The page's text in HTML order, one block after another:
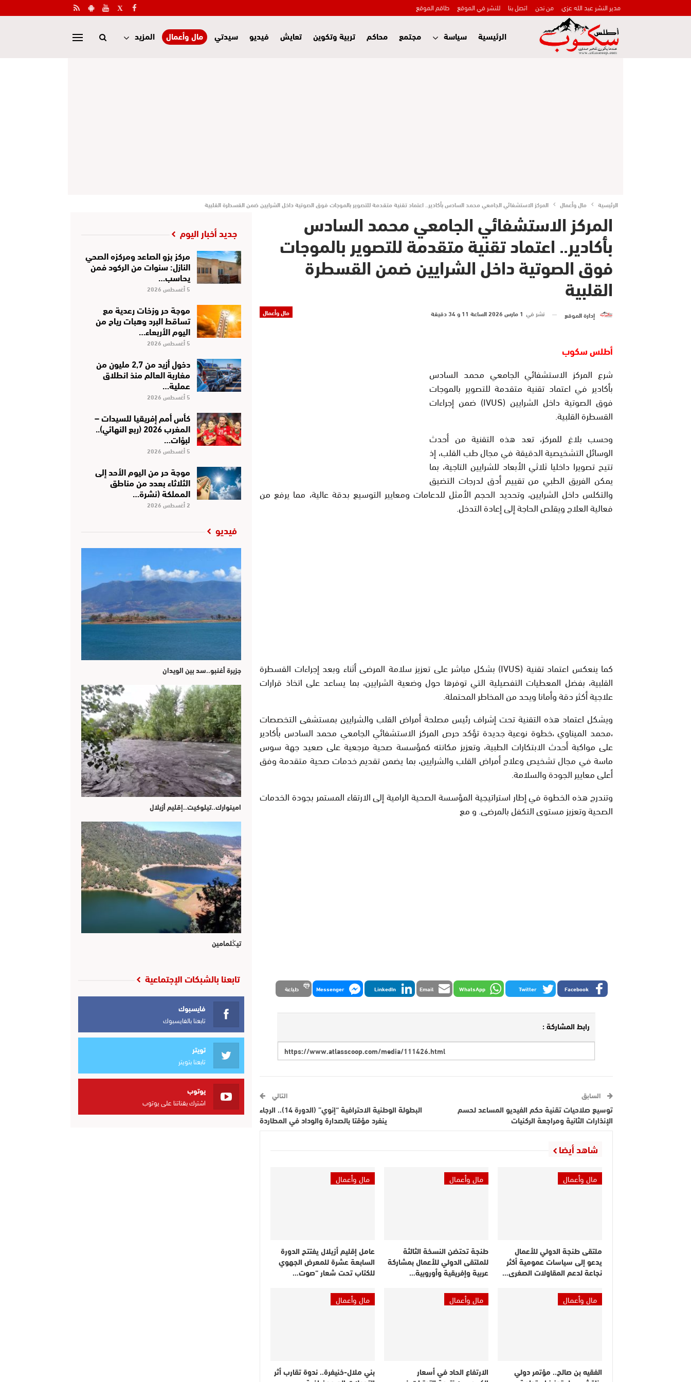
مدير النشر عبد الله عزي من نحن اتصل بنا للنشر في الموقع طاقم الموقع
الرئيسية سياسة مجتمع محاكم تربية وتكوين تعايش فيديو سيدتي مال وأعمال المزيد
الرئيسية مال وأعمال المركز الاستشفائي الجامعي محمد السادس بأكادير.. اعتماد تقنية متقدمة للتصوير بالموجات فوق الصوتية داخل الشرايين ضمن القسطرة القلبية
المركز الاستشفائي الجامعي محمد السادس
بأكادير.. اعتماد تقنية متقدمة للتصوير بالموجات
فوق الصوتية داخل الشرايين ضمن القسطرة
القلبية
مال وأعمال إدارة الموقع نشر في 1 مارس 2026 الساعة 11 و 34 دقيقة
أطلس سكوب
شرع المركز الاستشفائي الجامعي محمد السادس
بأكادير في اعتماد تقنية متقدمة للتصوير بالموجات
فوق الصوتية داخل الشرايين (IVUS) ضمن إجراءات
القسطرة القلبية.
وحسب بلاغ للمركز، تعد هذه التقنية من أحدث
الوسائل التشخيصية الدقيقة في مجال طب القلب، إذ
تتيح تصويرا داخليا ثلاثي الأبعاد للشرايين التاجية، بما
يمكن الفريق الطبي من تقييم أدق لدرجات التضيق
والتكلس داخل الشرايين، وتحديد الحجم الأمثل للدعامات ومعايير التوسيع بدقة عالية، مما يرفع من
فعالية العلاج ويقلص الحاجة إلى إعادة التدخل.
كما ينعكس اعتماد تقنية (IVUS) بشكل مباشر على تعزيز سلامة المرضى أثناء وبعد إجراءات القسطرة
القلبية، بفضل المعطيات التفصيلية التي توفرها حول وضعية الشرايين، بما يساعد على اتخاذ قرارات
علاجية أكثر دقة وأمانا ويحد من المخاطر المحتملة.
ويشكل اعتماد هذه التقنية تحت إشراف رئيس مصلحة أمراض القلب والشرايين بمستشفى التخصصات
،محمد الميناوي ،خطوة نوعية جديدة تؤكد حرص المركز الاستشفائي الجامعي محمد السادس بأكادير
على مواكبة أحدث الابتكارات الطبية، وتعزيز مكانته كمؤسسة صحية مرجعية على صعيد جهة سوس
ماسة في مجال تشخيص وعلاج أمراض القلب والشرايين، بما يضمن تقديم خدمات صحية متقدمة وفق
أعلى معايير الجودة والسلامة.
وتندرج هذه الخطوة في إطار استراتيجية المؤسسة الصحية الرامية إلى الارتقاء المستمر بجودة الخدمات
الصحية وتعزيز مستوى التكفل بالمرضى. و مع
Facebook
Twitter
WhatsApp
Email
LinkedIn
Messenger طباعة
رابط المشاركة :
السابق
توسيع صلاحيات تقنية حكم الفيديو المساعد لحسم
الإنذارات الثانية ومراجعة الركنيات
التالي
البطولة الوطنية الاحترافية “إنوي” (الدورة 14).. الرجاء
ينفرد مؤقتا بالصدارة والوداد في المطاردة
شاهد أيضا
مال وأعمال
ملتقى طنجة الدولي للأعمال
يدعو إلى سياسات عمومية أكثر
نجاعة لدعم المقاولات الصغرى…
مال وأعمال
طنجة تحتضن النسخة الثالثة
للملتقى الدولي للأعمال بمشاركة
عربية وإفريقية وأوروبية…
مال وأعمال
عامل إقليم أزيلال يفتتح الدورة
السابعة عشرة للمعرض الجهوي
للكتاب تحت شعار “صوت…
مال وأعمال
الفقيه بن صالح.. مؤتمر دولي
مال وأعمال
الارتفاع الحاد في أسعار
مال وأعمال
بني ملال-خنيفرة.. ندوة تقارب أثر
جديد أخبار اليوم
مركز بزو الصاعد ومركزه الصحي
النازل: سنوات من الركود فمن
يحاسب…
5 أغسطس 2026
موجة حر وزخات رعدية مع
تساقط البرد وهبات رياح من
اليوم الأربعاء…
5 أغسطس 2026
دخول أزيد من 2,7 مليون من
مغاربة العالم منذ انطلاق
عملية…
5 أغسطس 2026
كأس أمم إفريقيا للسيدات –
المغرب 2026 (ربع النهائي)..
لبؤات…
5 أغسطس 2026
موجة حر من اليوم الأحد إلى
الثلاثاء بعدد من مناطق
المملكة (نشرة…
2 أغسطس 2026
فيديو
جزيرة أغنبو..سد بين الويدان
امينوارك..تيلوكيت..إقليم أزيلال
تيڭلمامين
تابعنا بالشبكات الإجتماعية
فايسبوك
تابعنا بالفايسبوك
تويتر
تابعنا بتويتر
يوتوب
اشترك بقناتنا على يوتوب